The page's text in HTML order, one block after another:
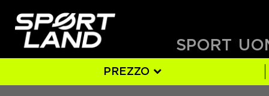
SPORT
PREZZO